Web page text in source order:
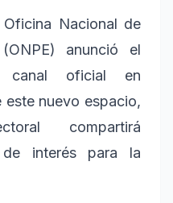
Oficina Nacional de
anunció el
canal oficial en
nuevo espacio,
compartirá
de interés para la